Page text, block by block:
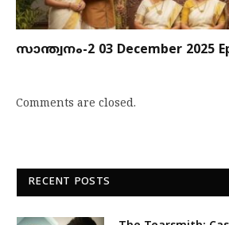
സാന്ത്വനം-2 03 December 2025
Comments are closed.
RECENT POSTS